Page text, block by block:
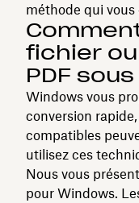
méthode qui
fichier
PDF
Windows vous
conversion
compatibles
utilisez ces
Nous vous
pour Windows.